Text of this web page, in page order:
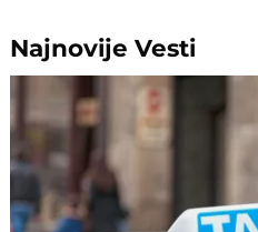
NajnovijeVesti